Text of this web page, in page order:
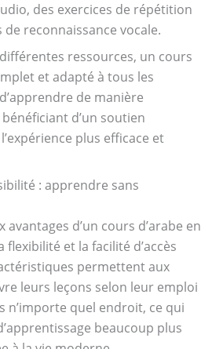
des exercices de répétition
reconnaissance vocale.
ressources, un cours
et adapté à tous les
de manière
d’un soutien
plus efficace et
: apprendre sans
avantages d’un cours d’arabe en
flexibilité et la facilité d’accès
permettent aux
leurs leçons selon leur emploi
n’importe quel endroit, ce qui
beaucoup plus